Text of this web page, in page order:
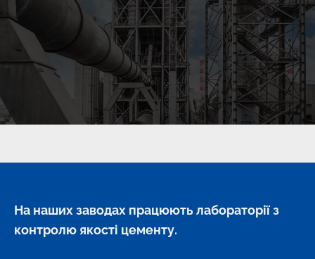
На наших заводах працюють лабораторії з
контролю якості цементу.